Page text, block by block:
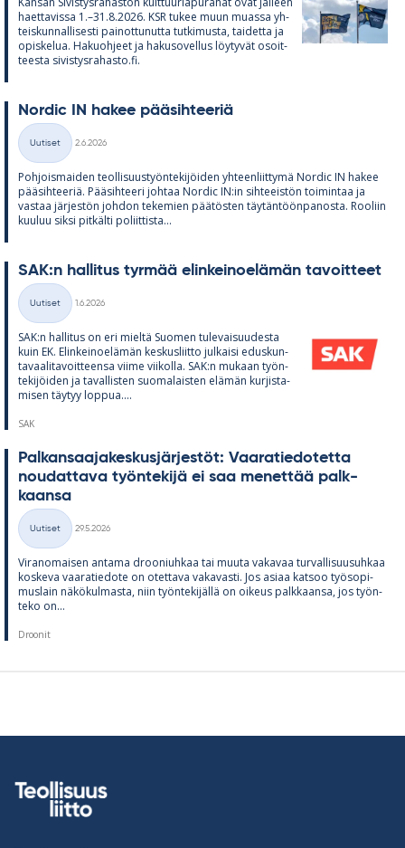
haet­ta­vissa 1.–31.8.2026. KSR tu­kee muun muassa yh­
teis­kun­nal­li­sesti pai­not­tu­nutta tut­ki­musta, tai­detta ja
opis­ke­lua. Ha­kuoh­jeet ja ha­kuso­vel­lus löy­ty­vät osoit­
teesta si­vis­tys­ra­hasto.fi.
Nor­dic IN ha­kee pää­sih­tee­riä
Kategoriat
Uutiset
2.6.2026
Poh­jois­mai­den teol­li­suus­työn­te­ki­jöi­den yh­teen­liit­tymä Nor­dic IN ha­kee
pää­sih­tee­riä. Pää­sih­teeri joh­taa Nor­dic IN:in sih­tee­is­tön toi­min­taa ja
vas­taa jär­jes­tön joh­don te­ke­mien pää­tös­ten täy­tän­töön­pa­nosta. Roo­liin
kuu­luu siksi pit­kälti po­liit­tista...
SAK:n hal­li­tus tyr­mää elin­kei­noe­lä­män ta­voit­teet
Kategoriat
Uutiset
1.6.2026
SAK:n hal­li­tus on eri mieltä Suo­men tu­le­vai­suu­desta
kuin EK. Elin­kei­noe­lä­män kes­kus­liitto jul­kaisi edus­kun­
ta­vaa­li­ta­voit­teensa viime vii­kolla. SAK:n mu­kaan työn­
te­ki­jöi­den ja ta­val­lis­ten suo­ma­lais­ten elä­män kur­jis­ta­
mi­sen täy­tyy lop­pua....
SAK
Pal­kan­saa­ja­kes­kus­jär­jes­töt: Vaa­ra­tie­do­tetta
nou­dat­tava työn­te­kijä ei saa me­net­tää palk­
kaansa
Kategoriat
Uutiset
29.5.2026
Vi­ran­omai­sen an­tama droo­niuh­kaa tai muuta va­ka­vaa tur­val­li­suusuh­kaa
kos­keva vaa­ra­tie­dote on otet­tava va­ka­vasti. Jos asiaa kat­soo työ­so­pi­
mus­lain nä­kö­kul­masta, niin työn­te­ki­jällä on oi­keus palk­kaansa, jos työn­
teko on...
Droonit